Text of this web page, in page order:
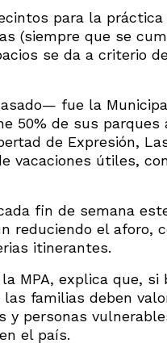
para la práctica
(siempre que se
se da a criterio
fue la
50% de sus parques
de Expresión,
vacaciones útiles,
fin de semana
reduciendo el aforo,
itinerantes.
MPA, explica que, si
familias deben
y personas
el país.